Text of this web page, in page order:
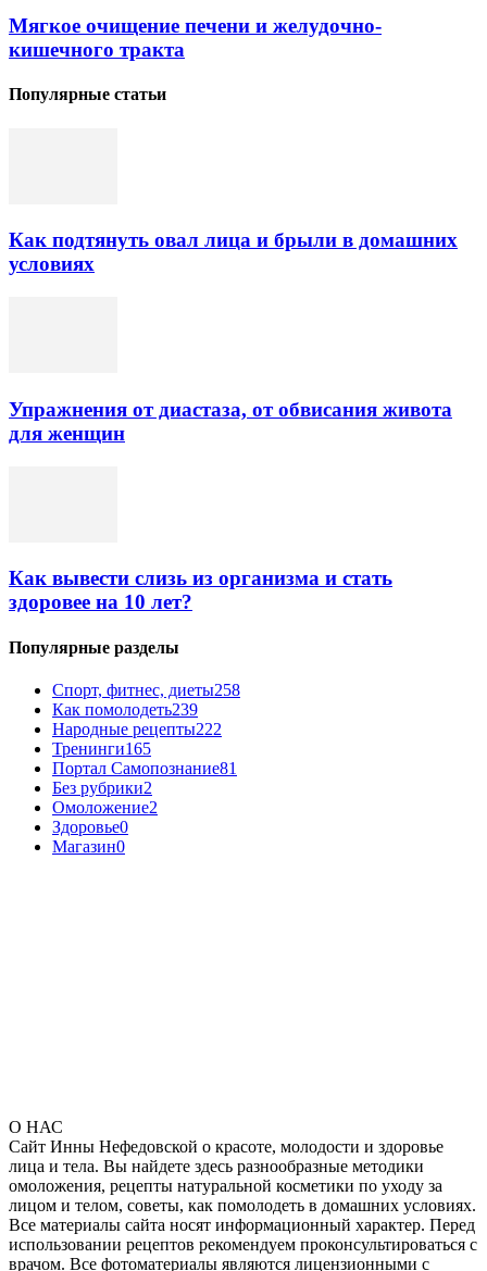
Мягкое очищение печени и желудочно-
кишечного тракта
Популярные статьи
Как подтянуть овал лица и брыли в домашних
условиях
Упражнения от диастаза, от обвисания живота
для женщин
Как вывести слизь из организма и стать
здоровее на 10 лет?
Популярные разделы
Спорт, фитнес, диеты258
Как помолодеть239
Народные рецепты222
Тренинги165
Портал Самопознание81
Без рубрики2
Омоложение2
Здоровье0
Магазин0
О НАС
Сайт Инны Нефедовской о красоте, молодости и здоровье
лица и тела. Вы найдете здесь разнообразные методики
омоложения, рецепты натуральной косметики по уходу за
лицом и телом, советы, как помолодеть в домашних условиях.
Все материалы сайта носят информационный характер. Перед
использовании рецептов рекомендуем проконсультироваться с
врачом. Все фотоматериалы являются лицензионными с